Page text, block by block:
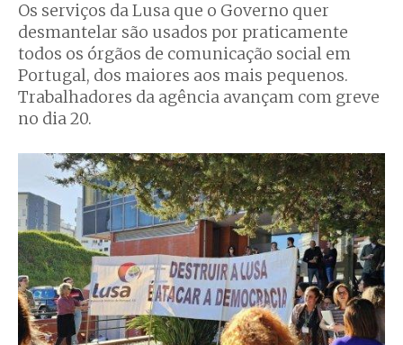
Os serviços da Lusa que o Governo quer
desmantelar são usados por praticamente
todos os órgãos de comunicação social em
Portugal, dos maiores aos mais pequenos.
Trabalhadores da agência avançam com greve
no dia 20.